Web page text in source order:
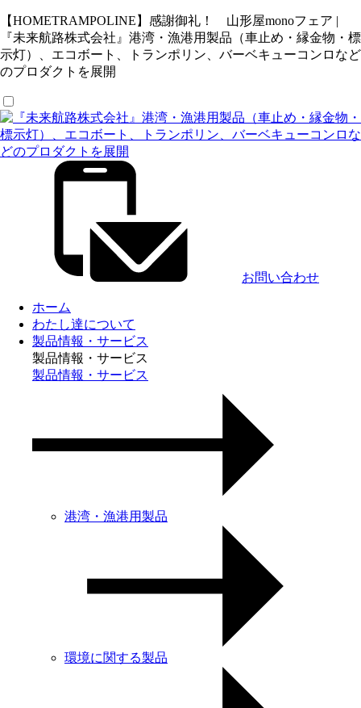
【HOMETRAMPOLINE】感謝御礼！ 山形屋monoフェア |
『未来航路株式会社』港湾・漁港用製品（車止め・縁金物・標
示灯）、エコボート、トランポリン、バーベキューコンロなど
のプロダクトを展開
お問い合わせ
ホーム
わたし達について
製品情報・サービス
製品情報・サービス
製品情報・サービス
港湾・漁港用製品
環境に関する製品